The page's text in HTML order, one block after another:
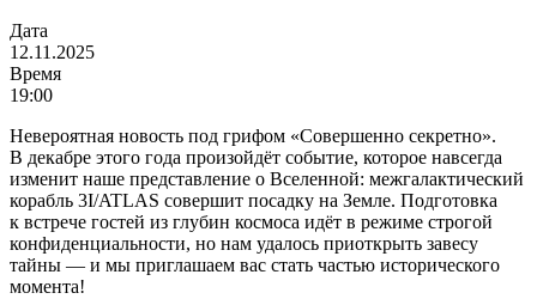
Дата
12.11.2025
Время
19:00
Невероятная новость под грифом «Совершенно секретно».
В декабре этого года произойдёт событие, которое навсегда
изменит наше представление о Вселенной: межгалактический
корабль 3I/ATLAS совершит посадку на Земле. Подготовка
к встрече гостей из глубин космоса идёт в режиме строгой
конфиденциальности, но нам удалось приоткрыть завесу
тайны — и мы приглашаем вас стать частью исторического
момента!